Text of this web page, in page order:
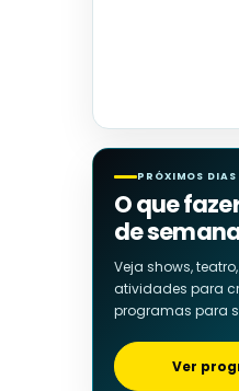
PRÓXIMOS DIAS
O que
de
Veja shows,
atividades para
programas para
Ver